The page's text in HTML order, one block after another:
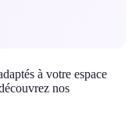
à votre espace
nos